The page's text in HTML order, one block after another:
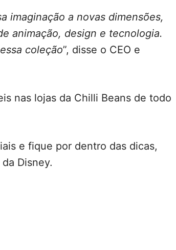
imaginação a novas dimensões,
animação, design e tecnologia.
coleção”, disse o CEO e
nas lojas da Chilli Beans de todo
e fique por dentro das dicas,
Disney.